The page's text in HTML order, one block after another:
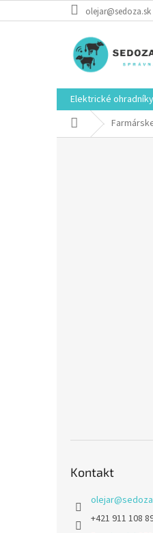
na
olejar@sedoza.sk
Elektrické ohradníky
Domov
Kontakt
olejar@
+421 911 108